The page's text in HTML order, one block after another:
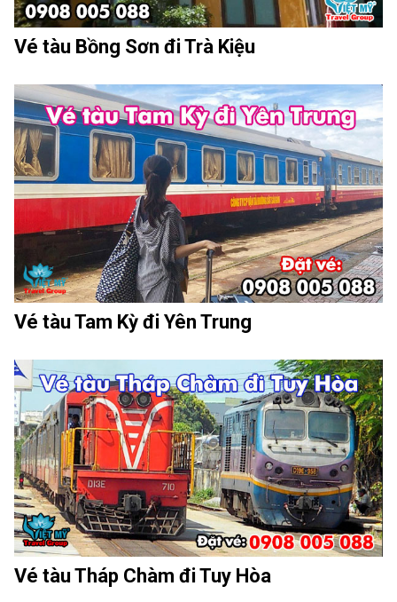
Vé tàu Bồng Sơn đi Trà Kiệu
Vé tàu Tam Kỳ đi Yên Trung
Vé tàu Tháp Chàm đi Tuy Hòa